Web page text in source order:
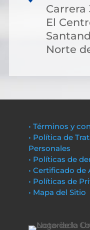
Carrera
El
Norte
• Términos y
• Política de
Personales
• Políticas de
• Certificado de
• Políticas de
• Mapa del Sitio